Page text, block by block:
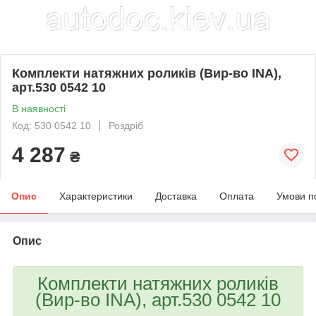
Комплекти натяжних роликів (Вир-во INA),
арт.530 0542 10
В наявності
Код: 530 0542 10
Роздріб
4 287 ₴
Опис Характеристики Доставка Оплата Умови
Опис
Комплекти натяжних роликів
(Вир-во INA), арт.530 0542 10